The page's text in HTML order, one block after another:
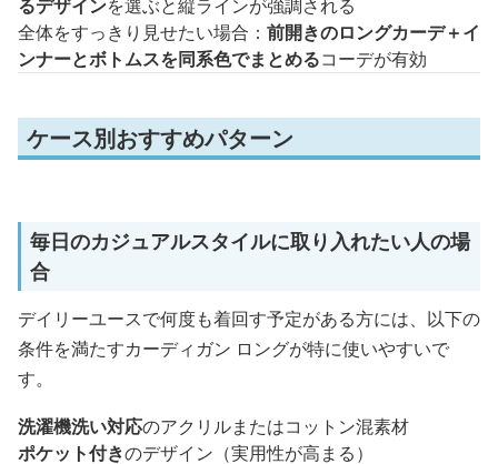
るデザインを選ぶと縦ラインが強調される
全体をすっきり見せたい場合： 前開きのロングカーデ＋イ
ンナーとボトムスを同系色でまとめるコーデが有効
ケース別おすすめパターン
毎日のカジュアルスタイルに取り入れたい人の場
合
デイリーユースで何度も着回す予定がある方には、以下の
条件を満たすカーディガン ロングが特に使いやすいで
す。
洗濯機洗い対応のアクリルまたはコットン混素材
ポケット付きのデザイン（実用性が高まる）